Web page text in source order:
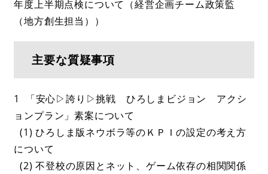
年度上半期点検について（経営企画チーム政策監
（地方創生担当））
主要な質疑事項
1 「安心▷誇り▷挑戦 ひろしまビジョン アクシ
ョンプラン」素案について
(1) ひろしま版ネウボラ等のＫＰＩの設定の考え方
について
(2) 不登校の原因とネット、ゲーム依存の相関関係